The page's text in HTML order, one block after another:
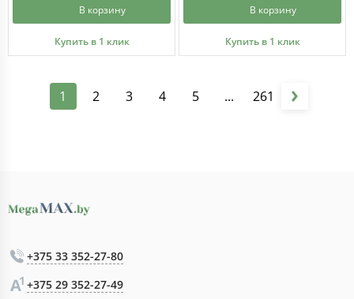
В корзину
Купить в 1 клик
В корзину
Купить в 1 клик
1 2 3 4 5 ... 261
+375 33 352-27-80
+375 29 352-27-49